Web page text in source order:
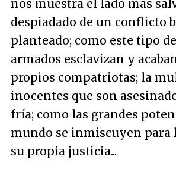
nos muestra el lado más
despiadado de un conflicto
planteado; como este tipo
armados esclavizan y
propios compatriotas; la
inocentes que son
fría; como las grandes
mundo se inmiscuyen para
su propia justicia...